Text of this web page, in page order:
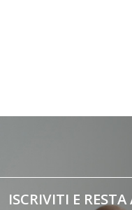
ISCRIVITI E